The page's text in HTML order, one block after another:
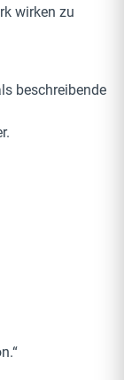
wirken zu
beschreibende